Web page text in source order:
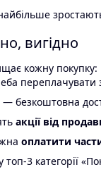
вигідно
кожну
переплачувати
безкоштовна
акції від
оплатити
топ-3 категорії